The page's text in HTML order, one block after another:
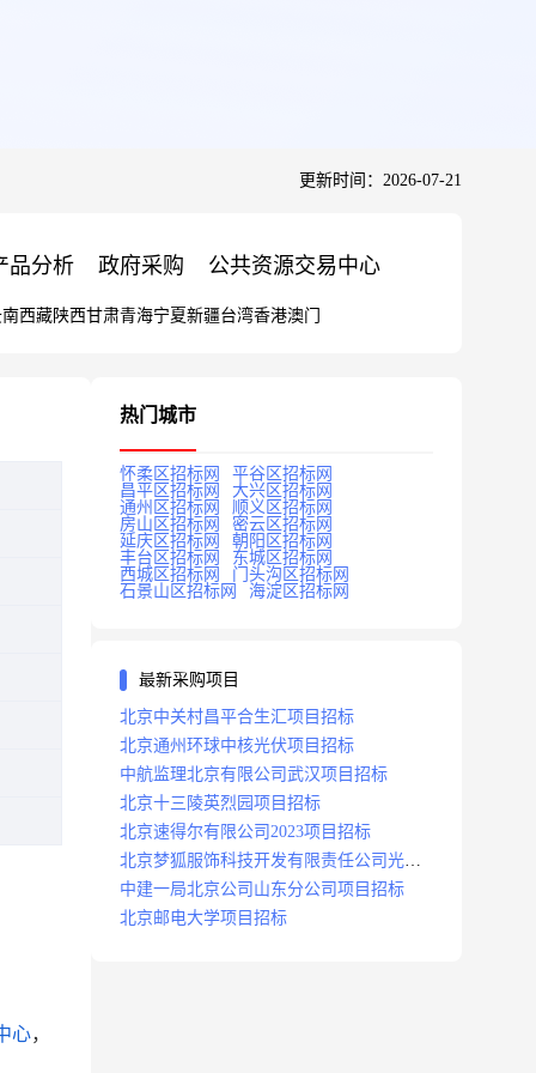
更新时间：2026-07-21
品分析 政府采购 公共资源交易中心
西藏陕西甘肃青海宁夏新疆台湾香港澳门
心，
热门城市
怀柔区招标网
平谷区招标网
昌平区招标网
大兴区招标网
通州区招标网
顺义区招标网
房山区招标网
密云区招标网
延庆区招标网
朝阳区招标网
丰台区招标网
东城区招标网
西城区招标网
门头沟区招标网
石景山区招标网
海淀区招标网
最新采购项目
北京中关村昌平合生汇项目招标
北京通州环球中核光伏项目招标
中航监理北京有限公司武汉项目招标
北京十三陵英烈园项目招标
北京速得尔有限公司2023项目招标
北京梦狐服饰科技开发有限责任公司光绿
能项目招标公告
中建一局北京公司山东分公司项目招标
北京邮电大学项目招标